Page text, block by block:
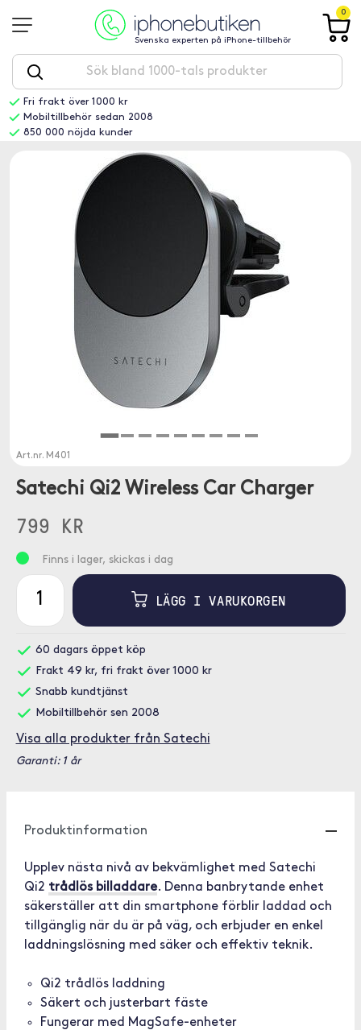
Svenska experten på iPhone-tillbehör
0
Fri frakt över 1000 kr
Mobiltillbehör sedan 2008
850 000 nöjda kunder
Art.nr. M401
Satechi Qi2 Wireless Car Charger
799 KR
Finns i lager, skickas i dag
LÄGG I VARUKORGEN
60 dagars öppet köp
Frakt 49 kr, fri frakt över 1000 kr
Snabb kundtjänst
Mobiltillbehör sen 2008
Visa alla produkter från Satechi
Garanti: 1 år
Produktinformation
Upplev nästa nivå av bekvämlighet med Satechi
Qi2 trådlös billaddare. Denna banbrytande enhet
säkerställer att din smartphone förblir laddad och
tillgänglig när du är på väg, och erbjuder en enkel
laddningslösning med säker och effektiv teknik.
Qi2 trådlös laddning
Säkert och justerbart fäste
Fungerar med MagSafe-enheter